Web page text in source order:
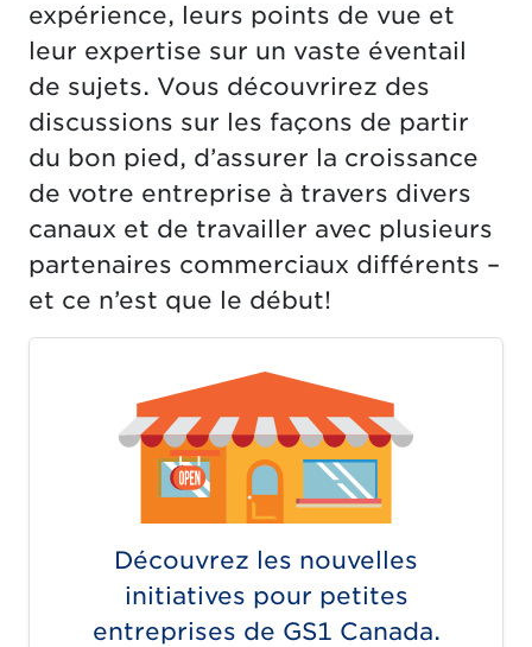
expérience, leurs points de vue et
leur expertise sur un vaste éventail
de sujets. Vous découvrirez des
discussions sur les façons de partir
du bon pied, d’assurer la croissance
de votre entreprise à travers divers
canaux et de travailler avec plusieurs
partenaires commerciaux différents –
et ce n’est que le début!
Découvrez les nouvelles
initiatives pour petites
entreprises de GS1 Canada.